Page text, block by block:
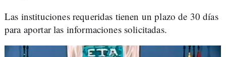
Las instituciones requeridas tienen un plazo de 30 días
para aportar las informaciones solicitadas.